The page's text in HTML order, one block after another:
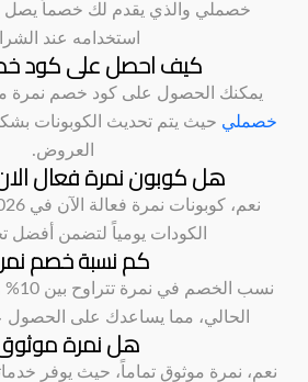
استخدامه عند
كيف احصل على كود
يمكنك الحصول على كود خصم نمرة
خصملي حيث يتم تحديث الكوبونات
العروض.
هل كوبون نمرة فعال الان في
الكودات يومياً لتضمن أفضل
كم نسبة خصم
الحالي، مما يساعدك على
هل نمرة
نعم، نمرة موثوق تماماً، حيث يوفر